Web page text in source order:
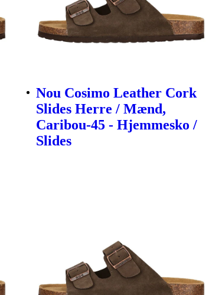
Nou Cosimo Leather Cork
Slides Herre / Mænd,
Caribou-45 - Hjemmesko /
Slides